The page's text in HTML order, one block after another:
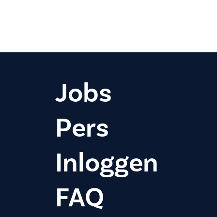
Jobs
Pers
Inloggen
FAQ